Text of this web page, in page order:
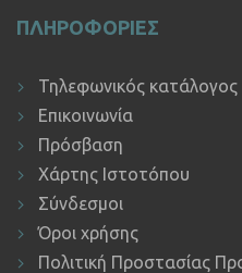
ΠΛΗΡΟΦΟΡΙΕΣ
Τηλεφωνικός κατάλογος
Επικοινωνία
Πρόσβαση
Χάρτης Ιστοτόπου
Σύνδεσμοι
Όροι χρήσης
Πολιτική Προστασίας